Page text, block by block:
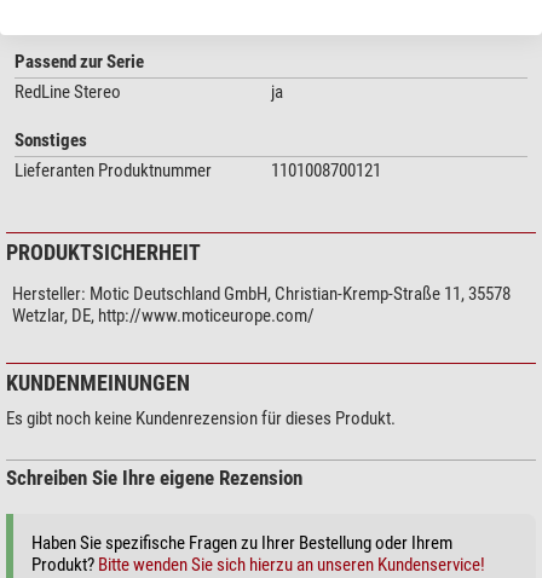
Passend zur Serie
RedLine Stereo
ja
Sonstiges
Lieferanten Produktnummer
1101008700121
PRODUKTSICHERHEIT
Hersteller: Motic Deutschland GmbH, Christian-Kremp-Straße 11, 35578
Wetzlar, DE, http://www.moticeurope.com/
KUNDENMEINUNGEN
Es gibt noch keine Kundenrezension für dieses Produkt.
Schreiben Sie Ihre eigene Rezension
Haben Sie spezifische Fragen zu Ihrer Bestellung oder Ihrem
Produkt? Bitte wenden Sie sich hierzu an unseren Kundenservice!